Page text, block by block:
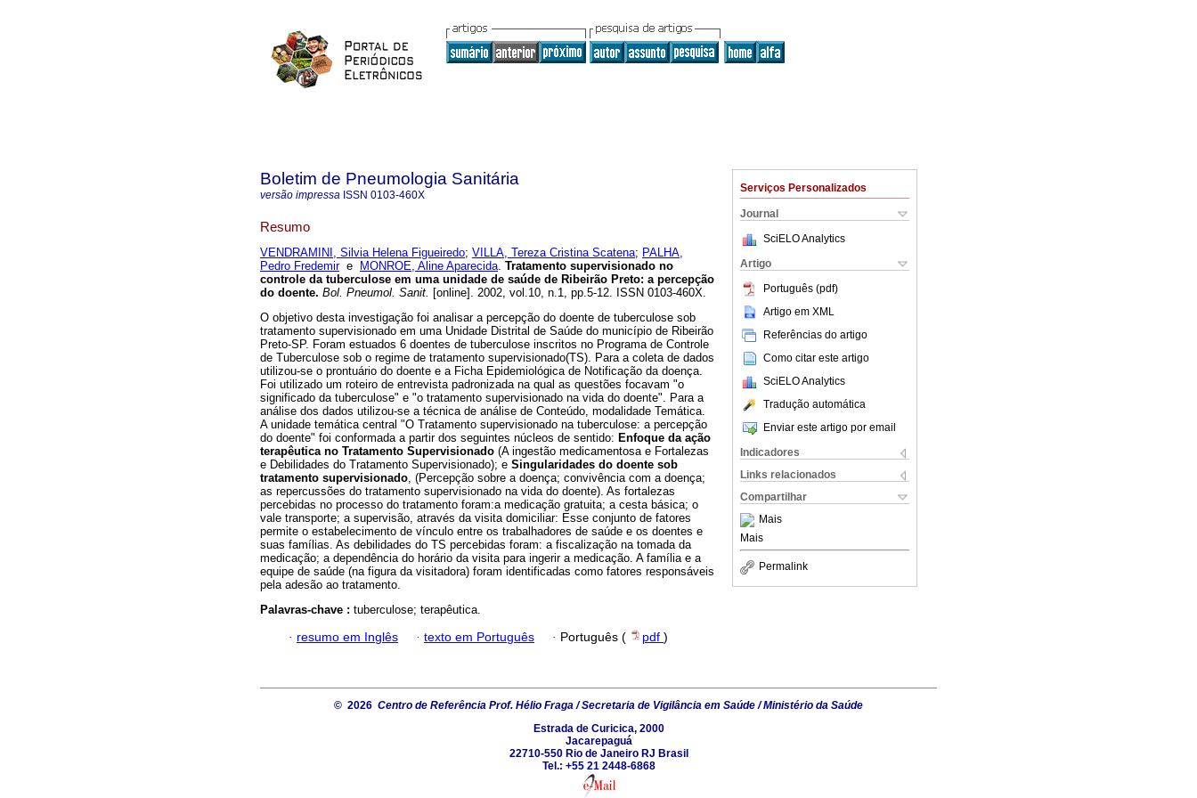
Serviços Personalizados
Journal
SciELO Analytics
Artigo
Português (pdf)
Artigo em XML
Referências do artigo
Como citar este artigo
SciELO Analytics
Tradução automática
Enviar este artigo por email
Indicadores
Links relacionados
Compartilhar
Mais
Mais
Permalink
Boletim de Pneumologia Sanitária
versão impressa ISSN 0103-460X
Resumo
VENDRAMINI, Silvia Helena Figueiredo; VILLA, Tereza Cristina Scatena; PALHA,
Pedro Fredemire MONROE, Aline Aparecida. Tratamento supervisionado no
controle da tuberculose em uma unidade de saúde de Ribeirão Preto: a percepção
do doente. Bol. Pneumol. Sanit. [online]. 2002, vol.10, n.1, pp.5-12. ISSN 0103-460X.
O objetivo desta investigação foi analisar a percepção do doente de tuberculose sob
tratamento supervisionado em uma Unidade Distrital de Saúde do município de Ribeirão
Preto-SP. Foram estuados 6 doentes de tuberculose inscritos no Programa de Controle
de Tuberculose sob o regime de tratamento supervisionado(TS). Para a coleta de dados
utilizou-se o prontuário do doente e a Ficha Epidemiológica de Notificação da doença.
Foi utilizado um roteiro de entrevista padronizada na qual as questões focavam "o
significado da tuberculose" e "o tratamento supervisionado na vida do doente". Para a
análise dos dados utilizou-se a técnica de análise de Conteúdo, modalidade Temática.
A unidade temática central "O Tratamento supervisionado na tuberculose: a percepção
do doente" foi conformada a partir dos seguintes núcleos de sentido: Enfoque da ação
terapêutica no Tratamento Supervisionado (A ingestão medicamentosa e Fortalezas
e Debilidades do Tratamento Supervisionado); e Singularidades do doente sob
tratamento supervisionado, (Percepção sobre a doença; convivência com a doença;
as repercussões do tratamento supervisionado na vida do doente). As fortalezas
percebidas no processo do tratamento foram:a medicação gratuita; a cesta básica; o
vale transporte; a supervisão, através da visita domiciliar: Esse conjunto de fatores
permite o estabelecimento de vínculo entre os trabalhadores de saúde e os doentes e
suas famílias. As debilidades do TS percebidas foram: a fiscalização na tomada da
medicação; a dependência do horário da visita para ingerir a medicação. A família e a
equipe de saúde (na figura da visitadora) foram identificadas como fatores responsáveis
pela adesão ao tratamento.
Palavras-chave : tuberculose; terapêutica.
· resumo em Inglês · texto em Português · Português ( pdf )
© 2026 Centro de Referência Prof. Hélio Fraga / Secretaria de Vigilância em Saúde / Ministério da Saúde
Estrada de Curicica, 2000
Jacarepaguá
22710-550 Rio de Janeiro RJ Brasil
Tel.: +55 21 2448-6868